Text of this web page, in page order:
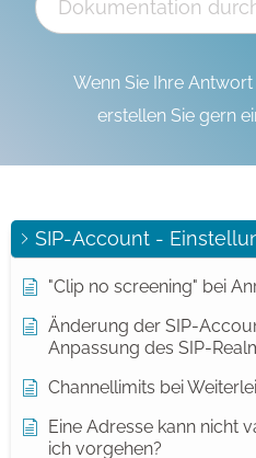
Wenn Sie Ihre
erstellen Sie gern
SIP-Account -
"Clip no screening" bei
Änderung der SIP-
Anpassung des SIP-
Channellimits bei
Eine Adresse kann nicht
ich vorgehen?